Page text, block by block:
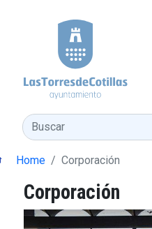
Buscar
Home Corporación
Corporación